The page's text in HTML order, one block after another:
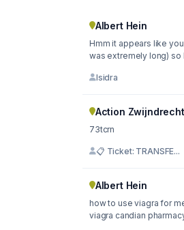
Albert Hein
Hmm it appears like
was extremely
Isidra
Action Zwijndrecht
73tcrn
📋 Ticket: TRANSFE...
Albert Hein
how to use viagra for
viagra candian